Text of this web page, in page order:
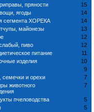
пряности
15
ягоды
14
сегмента ХОРЕКА
14
майонезы
13
12
пиво
12
питание
11
изделия
10
9
семечки и орехи
7
животного
7
пчеловодства
5
5